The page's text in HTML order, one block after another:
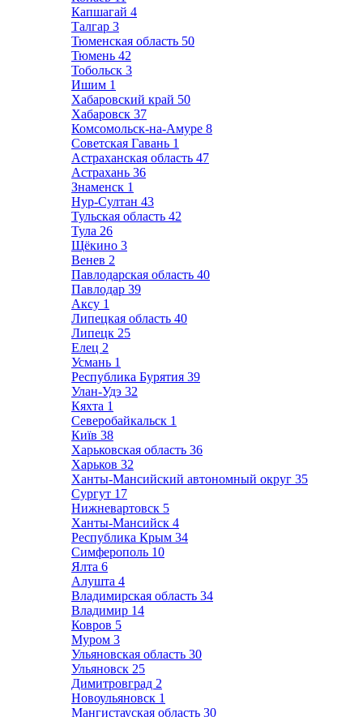
Капшагай 4
Талгар 3
Тюменская область 50
Тюмень 42
Тобольск 3
Ишим 1
Хабаровский край 50
Хабаровск 37
Комсомольск-на-Амуре 8
Советская Гавань 1
Астраханская область 47
Астрахань 36
Знаменск 1
Нур-Султан 43
Тульская область 42
Тула 26
Щёкино 3
Венев 2
Павлодарская область 40
Павлодар 39
Аксу 1
Липецкая область 40
Липецк 25
Елец 2
Усмань 1
Республика Бурятия 39
Улан-Удэ 32
Кяхта 1
Северобайкальск 1
Київ 38
Харьковская область 36
Харьков 32
Ханты-Мансийский автономный округ 35
Сургут 17
Нижневартовск 5
Ханты-Мансийск 4
Республика Крым 34
Симферополь 10
Ялта 6
Алушта 4
Владимирская область 34
Владимир 14
Ковров 5
Муром 3
Ульяновская область 30
Ульяновск 25
Димитровград 2
Новоульяновск 1
Мангистауская область 30